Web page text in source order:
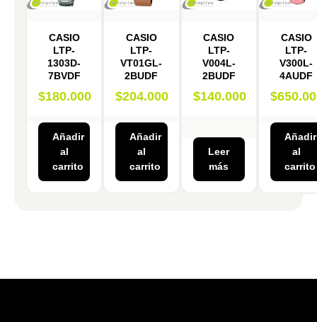
CASIO
LTP-
1303D-
7BVDF
$180.000
Añadir
al
carrito
CASIO
LTP-
VT01GL-
2BUDF
$204.000
Añadir
al
carrito
CASIO
LTP-
V004L-
2BUDF
$140.000
Leer
más
CASIO
LTP-
V300L-
4AUDF
$
Añadir
al
carrito